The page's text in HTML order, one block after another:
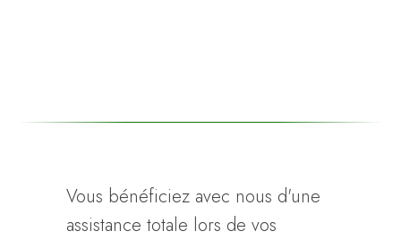
Vous bénéficiez avec nous d'une
assistance totale lors de vos